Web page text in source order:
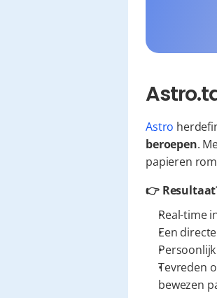
Astro
beroepen.
papieren
👉
Real-time
Een
Tevreden
bewezen